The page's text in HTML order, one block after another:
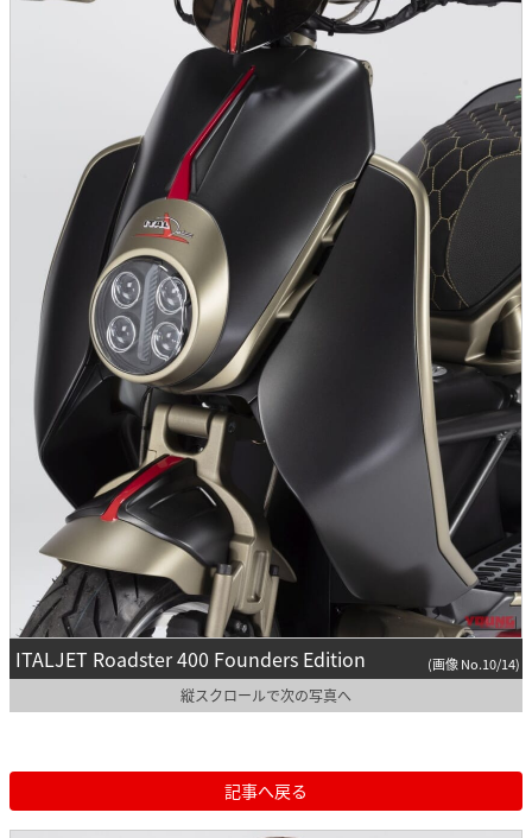
ITALJET Roadster 400 Founders Edition (画像 No.10/14)
縦スクロールで次の写真へ
記事へ戻る